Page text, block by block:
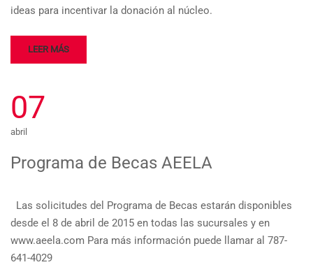
ideas para incentivar la donación al núcleo.
LEER MÁS
07
abril
Programa de Becas AEELA
Las solicitudes del Programa de Becas estarán disponibles
desde el 8 de abril de 2015 en todas las sucursales y en
www.aeela.com Para más información puede llamar al 787-
641-4029